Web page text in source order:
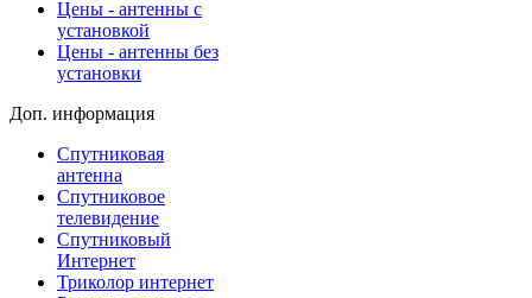
Цены - антенны с
установкой
Цены - антенны без
установки
Доп. информация
Спутниковая
антенна
Спутниковое
телевидение
Спутниковый
Интернет
Триколор интернет